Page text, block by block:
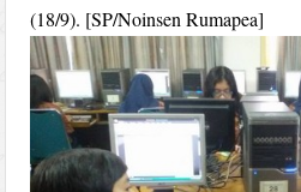
(18/9). [SP/Noinsen Rumapea]